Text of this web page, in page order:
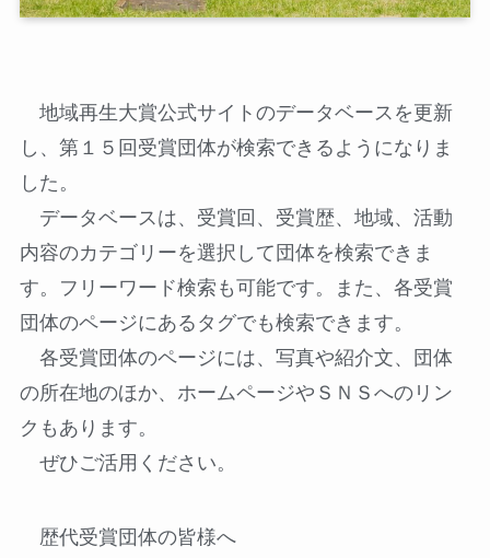
地域再生大賞公式サイトのデータベースを更新
し、第１５回受賞団体が検索できるようになりま
した。
データベースは、受賞回、受賞歴、地域、活動
内容のカテゴリーを選択して団体を検索できま
す。フリーワード検索も可能です。また、各受賞
団体のページにあるタグでも検索できます。
各受賞団体のページには、写真や紹介文、団体
の所在地のほか、ホームページやＳＮＳへのリン
クもあります。
ぜひご活用ください。
歴代受賞団体の皆様へ